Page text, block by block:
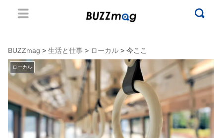
BUZZmag > 生活と仕事 > ローカル > 今ここ
ローカル